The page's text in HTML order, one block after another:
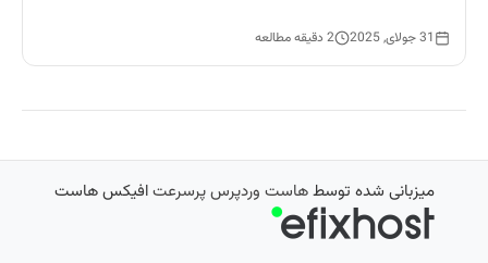
31 جولای, 2025 2 دقیقه مطالعه
میزبانی شده توسطهاست وردپرس پرسرعتافیکس هاست